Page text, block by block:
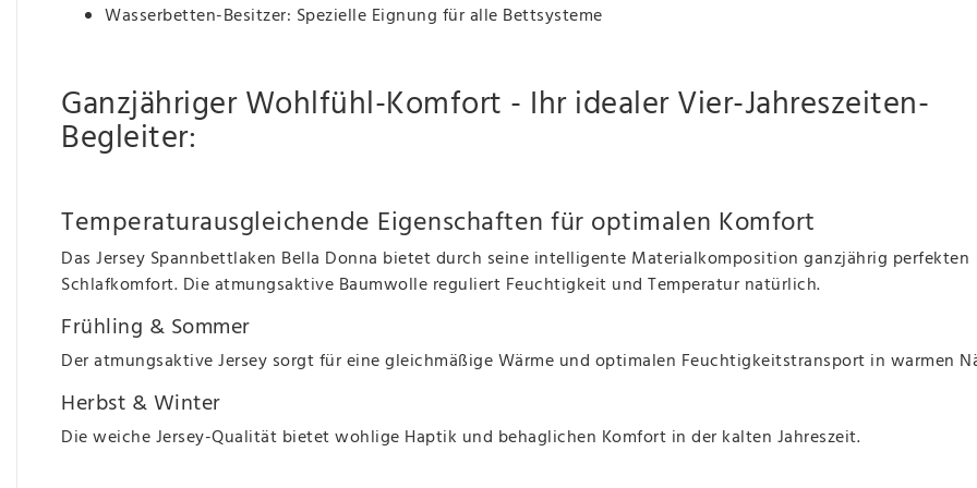
Wasserbetten-Besitzer: Spezielle Eignung für alle Bettsysteme
Ganzjähriger Wohlfühl-Komfort - Ihr idealer Vier-Jahreszeiten-
Begleiter:
Temperaturausgleichende Eigenschaften für optimalen Komfort
Das Jersey Spannbettlaken Bella Donna bietet durch seine intelligente Materialkomposition ganzjährig perfekten
Schlafkomfort. Die atmungsaktive Baumwolle reguliert Feuchtigkeit und Temperatur natürlich.
Frühling & Sommer
Der atmungsaktive Jersey sorgt für eine gleichmäßige Wärme und optimalen Feuchtigkeitstransport in warmen
Herbst & Winter
Die weiche Jersey-Qualität bietet wohlige Haptik und behaglichen Komfort in der kalten Jahreszeit.